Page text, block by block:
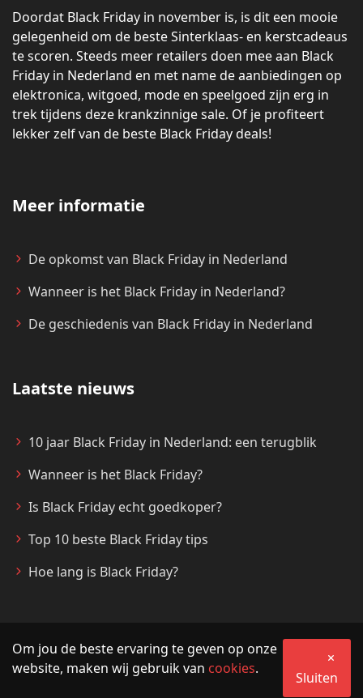
Doordat Black Friday in november is, is dit een mooie
gelegenheid om de beste Sinterklaas- en kerstcadeaus
te scoren. Steeds meer retailers doen mee aan Black
Friday in Nederland en met name de aanbiedingen op
elektronica, witgoed, mode en speelgoed zijn erg in
trek tijdens deze krankzinnige sale. Of je profiteert
lekker zelf van de beste Black Friday deals!
Meer informatie
De opkomst van Black Friday in Nederland
Wanneer is het Black Friday in Nederland?
De geschiedenis van Black Friday in Nederland
Laatste nieuws
10 jaar Black Friday in Nederland: een terugblik
Wanneer is het Black Friday?
Is Black Friday echt goedkoper?
Top 10 beste Black Friday tips
Hoe lang is Black Friday?
© 2026 MijnBlackFriday.nl
Partner worden
Om jou de beste ervaring te geven op onze
website, maken wij gebruik van cookies.
Sluiten